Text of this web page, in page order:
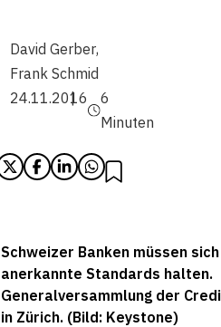
David Gerber,
Frank Schmid
24.11.2016
6
Minuten
Schweizer Banken müssen
anerkannte Standards halten.
Generalversammlung der
in Zürich. (Bild: Keystone)